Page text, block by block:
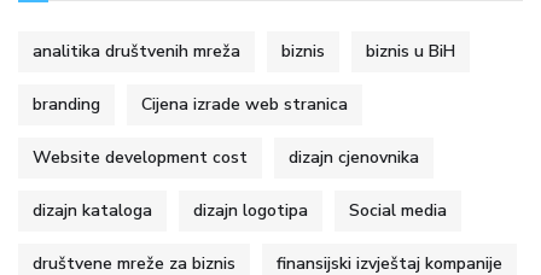
analitika društvenih mreža biznis biznis u BiH
branding Cijena izrade web stranica
Website development cost dizajn cjenovnika
dizajn kataloga dizajn logotipa Social media
društvene mreže za biznis finansijski izvještaj kompanije